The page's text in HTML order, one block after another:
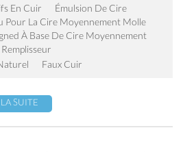
En Cuir
Émulsion De Cire
Pour La Cire Moyennement Molle
À Base De Cire Moyennement
Faux Cuir
SUITE